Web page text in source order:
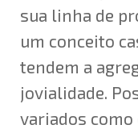
sua linha de
um conceito
tendem a
jovialidade.
variados como